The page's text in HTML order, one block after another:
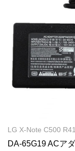
LG X-Note C500
DA-65G19 ACア